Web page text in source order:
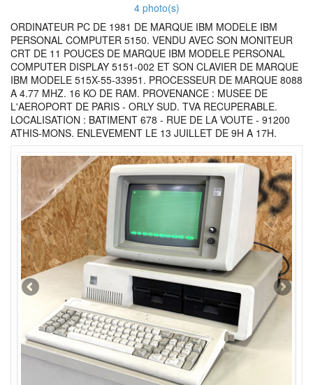
4 photo(s)
ORDINATEUR PC DE 1981 DE MARQUE IBM MODELE IBM
PERSONAL COMPUTER 5150. VENDU AVEC SON MONITEUR
CRT DE 11 POUCES DE MARQUE IBM MODELE PERSONAL
COMPUTER DISPLAY 5151-002 ET SON CLAVIER DE MARQUE
IBM MODELE 515X-55-33951. PROCESSEUR DE MARQUE 8088
A 4.77 MHZ. 16 KO DE RAM. PROVENANCE : MUSEE DE
L'AEROPORT DE PARIS - ORLY SUD. TVA RECUPERABLE.
LOCALISATION : BATIMENT 678 - RUE DE LA VOUTE - 91200
ATHIS-MONS. ENLEVEMENT LE 13 JUILLET DE 9H A 17H.